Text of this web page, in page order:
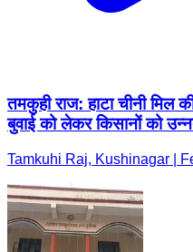
तमकुही राज: हाटा चीनी मिल
बुवाई को लेकर किसानों को
Tamkuhi Raj, Kushinagar |